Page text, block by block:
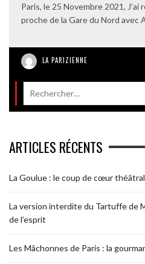
Paris, le 25 Novembre 2021,
proche de la Gare du Nord avec
LA PARIZIENNE
ARTICLES RÉCENTS
La Goulue : le coup de cœur théâtral
La version interdite du Tartuffe de
de l’esprit
Les Mâchonnes de Paris : la